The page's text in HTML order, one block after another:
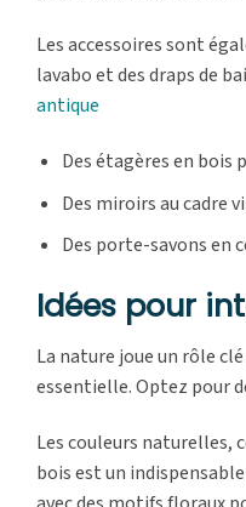
Les accessoires sont
lavabo et des draps de
antique
Des étagères en bois
Des miroirs au cadre
Des porte-savons en
Idées pour
La nature joue un rôle
essentielle. Optez pour
Les couleurs naturelles,
bois est un